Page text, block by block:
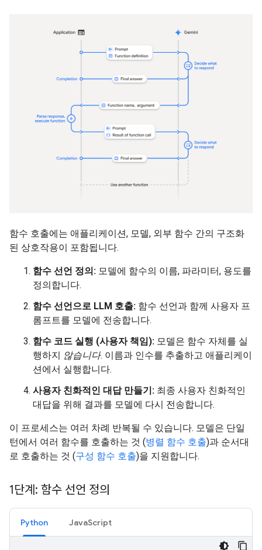
함수 호출에는 애플리케이션, 모델, 외부 함수 간의 구조화
된 상호작용이 포함됩니다.
함수 선언 정의: 모델에 함수의 이름, 파라미터, 용도를
정의합니다.
함수 선언으로 LLM 호출: 함수 선언과 함께 사용자 프
롬프트를 모델에 전송합니다.
함수 코드 실행 (사용자 책임): 모델은 함수 자체를 실
행하지
않습니다. 이름과 인수를 추출하고 애플리케이
션에서 실행합니다.
사용자 친화적인 대답 만들기: 최종 사용자 친화적인
대답을 위해 결과를 모델에 다시 전송합니다.
이 프로세스는 여러 차례 반복될 수 있습니다. 모델은 단일
턴에서 여러 함수를 호출하는 것 (병렬 함수 호출)과 순서대
로 호출하는 것 (구성 함수 호출)을 지원합니다.
1단계: 함수 선언 정의
Python JavaScript